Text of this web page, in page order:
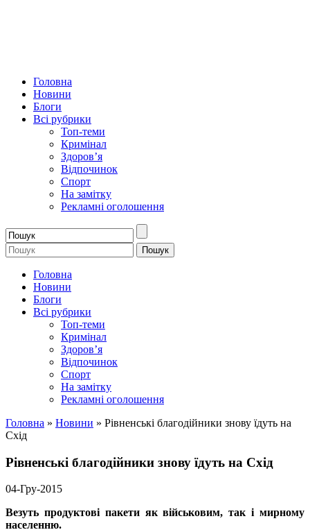
Головна
Новини
Блоги
Всі рубрики
Топ-теми
Кримінал
Здоров’я
Відпочинок
Спорт
На замітку
Рекламні оголошення
Головна
Новини
Блоги
Всі рубрики
Топ-теми
Кримінал
Здоров’я
Відпочинок
Спорт
На замітку
Рекламні оголошення
Головна » Новини » Рівненські благодійники знову їдуть на
Схід
Рівненські благодійники знову їдуть на Схід
04-Гру-2015
Везуть продуктові пакети як військовим, так і мирному
населенню.